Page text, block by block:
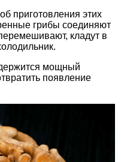
приготовления этих
грибы соединяют
кладут в
мощный
появление